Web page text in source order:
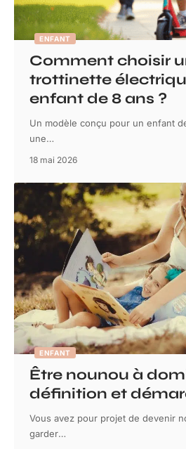
ENFANT
Comment choisir
trottinette
enfant de 8 ans ?
Un modèle conçu pour un enfant
une…
18 mai 2026
ENFANT
Être nounou à
définition et
Vous avez pour projet de devenir
garder…